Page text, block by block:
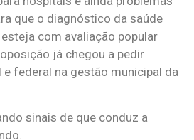
que o diagnóstico da saúde
com avaliação popular
já chegou a pedir
federal na gestão municipal da
sinais de que conduz a